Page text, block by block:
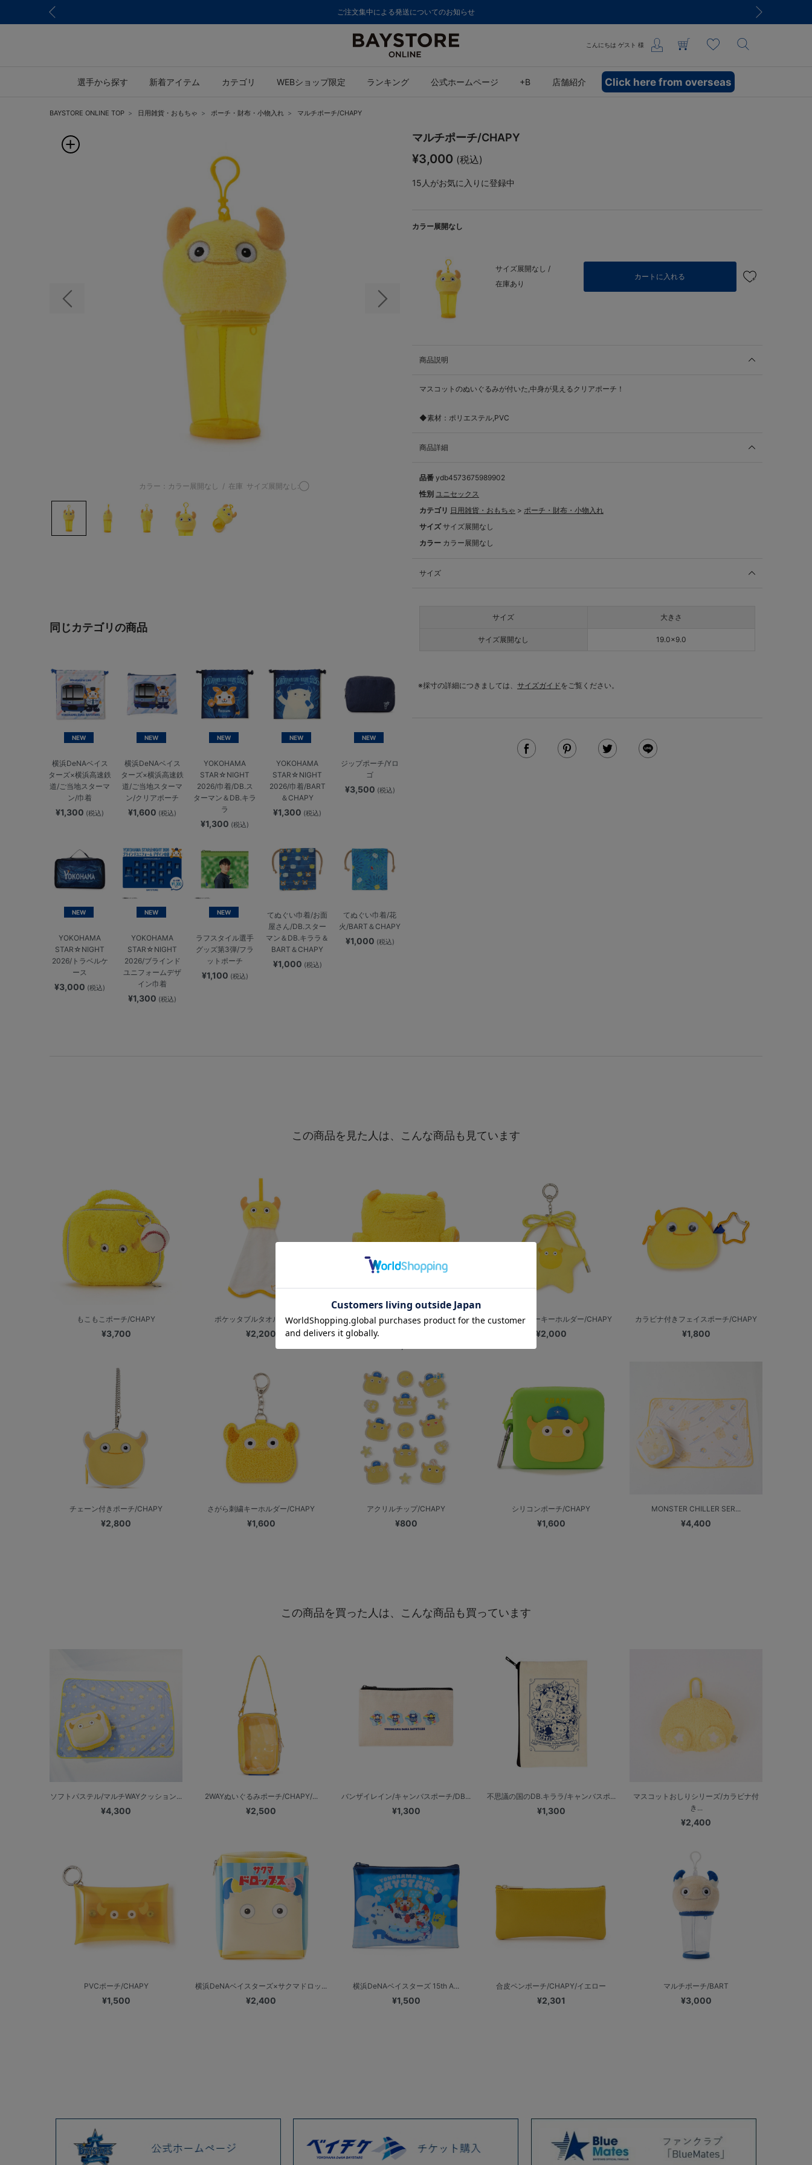
ご注文集中による発送についてのお知らせ
こんにちは ゲスト 様
選手から探す 新着アイテム カテゴリ WEBショップ限定 ランキング 公式ホームページ +B 店舗紹介 Click here from overseas
BAYSTORE ONLINE TOP 日用雑貨・おもちゃ ポーチ・財布・小物入れ マルチポーチ/CHAPY
前の画像 次の画像
カラー：カラー展開なし / 在庫 サイズ展開なし:◯
同じカテゴリの商品
NEW
横浜DeNAベイス
ターズ×横浜高速鉄
道/ご当地スターマ
ン/巾着
¥1,300 (税込)
NEW
横浜DeNAベイス
ターズ×横浜高速鉄
道/ご当地スターマ
ン/クリアポーチ
¥1,600 (税込)
NEW
YOKOHAMA
STAR☆NIGHT
2026/巾着/DB.ス
ターマン＆DB.キラ
ラ
¥1,300 (税込)
NEW
YOKOHAMA
STAR☆NIGHT
2026/巾着/BART
＆CHAPY
¥1,300 (税込)
NEW
ジップポーチ/Yロ
ゴ
¥3,500 (税込)
NEW
YOKOHAMA
STAR☆NIGHT
2026/トラベルケ
ース
¥3,000 (税込)
NEW
YOKOHAMA
STAR☆NIGHT
2026/ブラインド
ユニフォームデザ
イン巾着
¥1,300 (税込)
NEW
ラフスタイル選手
グッズ第3弾/フラ
ットポーチ
¥1,100 (税込)
てぬぐい巾着/お面
屋さん/DB.スター
マン＆DB.キララ＆
BART＆CHAPY
¥1,000 (税込)
てぬぐい巾着/花
火/BART＆CHAPY
¥1,000 (税込)
マルチポーチ/CHAPY
¥3,000 (税込)
15 人がお気に入りに登録中
カラー展開なし
サイズ展開なし /
在庫あり
カートに入れる
商品説明
マスコットのぬいぐるみが付いた,中身が見えるクリアポーチ！
◆素材：ポリエステル,PVC
商品詳細
品番 ydb4573675989902
性別 ユニセックス
カテゴリ 日用雑貨・おもちゃ > ポーチ・財布・小物入れ
サイズ サイズ展開なし
カラー カラー展開なし
サイズ
サイズ 大きさ
サイズ展開なし 19.0×9.0
※採寸の詳細につきましては、 サイズガイドをご覧ください。
この商品を見た人は、こんな商品も見ています
もこもこポーチ/CHAPY
¥3,700
ポケッタブルタオル/CHAPY
¥2,200
おやすみマスコット/ブランケッ
ぷっくりスターキーホルダー/CHAPY
¥2,000
カラビナ付きフェイスポーチ/CHAPY
¥1,800
チェーン付きポーチ/CHAPY
¥2,800
さがら刺繍キーホルダー/CHAPY
¥1,600
アクリルチップ/CHAPY
¥800
シリコンポーチ/CHAPY
¥1,600
MONSTER CHILLER SER...
¥4,400
この商品を買った人は、こんな商品も買っています
ソフトパステル/マルチWAYクッション...
¥4,300
2WAYぬいぐるみポーチ/CHAPY/...
¥2,500
バンザイレイン/キャンバスポーチ/DB...
¥1,300
不思議の国のDB.キララ/キャンバスポ...
¥1,300
マスコットおしりシリーズ/カラビナ付
き...
¥2,400
PVCポーチ/CHAPY
¥1,500
横浜DeNAベイスターズ×サクマドロッ...
¥2,400
横浜DeNAベイスターズ 15th A...
¥1,500
合皮ペンポーチ/CHAPY/イエロー
¥2,301
マルチポーチ/BART
¥3,000